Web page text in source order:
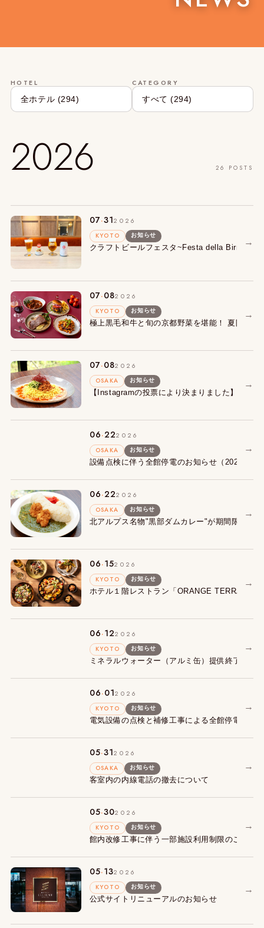
HOTEL CATEGORY
2026 26 POSTS
07.312026
KYOTO
お知らせ
クラフトビールフェスタ~Festa della Birra~を
→
07.082026
KYOTO
お知らせ
極上黒毛和牛と旬の京都野菜を堪能！ 夏限定
→
07.082026
OSAKA
お知らせ
【Instagramの投票により決まりました】朝食
→
06.222026
OSAKA
お知らせ
設備点検に伴う全館停電のお知らせ（2027年1
→
06.222026
OSAKA
お知らせ
北アルプス名物"黒部ダムカレー"が期間限定で
→
06.152026
KYOTO
お知らせ
ホテル１階レストラン「ORANGE TERRACE
→
06.122026
KYOTO
お知らせ
ミネラルウォーター（アルミ缶）提供終了とウ
→
06.012026
KYOTO
お知らせ
電気設備の点検と補修工事による全館停電のお
→
05.312026
OSAKA
お知らせ
客室内の内線電話の撤去について
→
05.302026
KYOTO
お知らせ
館内改修工事に伴う一部施設利用制限のご案内
→
05.132026
KYOTO
お知らせ
公式サイトリニューアルのお知らせ
→